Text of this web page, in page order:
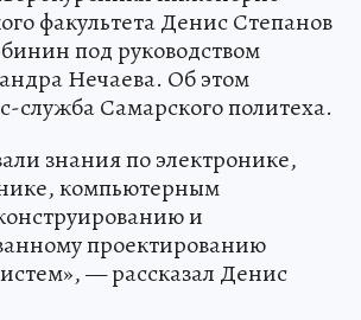
факультета Денис Степанов
под руководством
Нечаева. Об этом
служба Самарского политеха.
знания по электронике,
компьютерным
и
проектированию
— рассказал Денис